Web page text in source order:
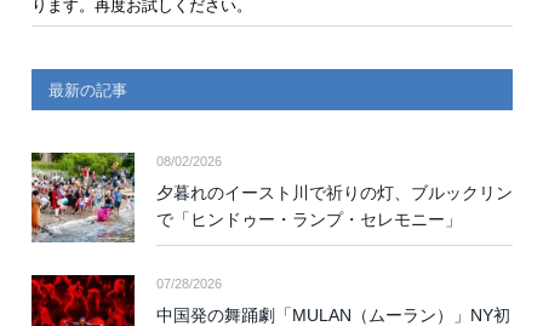
ります。再度お試しください。
最新の記事
08/02/2026
夕暮れのイースト川で祈りの灯、ブルックリン
で「ヒンドゥー・ランプ・セレモニー」
07/28/2026
中国発の舞踊劇「MULAN（ムーラン）」NY初